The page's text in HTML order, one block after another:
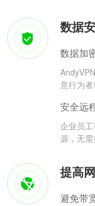
数据
数据加
意行为者
安全远
企业员
源，无需
提高
避免带